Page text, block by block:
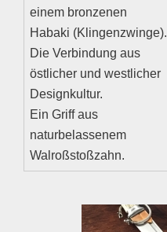
einem bronzenen
Habaki (Klingenzwinge).
Die Verbindung aus
östlicher und westlicher
Designkultur.
Ein Griff aus
naturbelassenem
Walroßstoßzahn.